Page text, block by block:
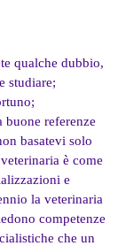
qualche dubbio,
studiare;
buone referenze
basatevi solo
è come
e
la veterinaria
competenze
che un